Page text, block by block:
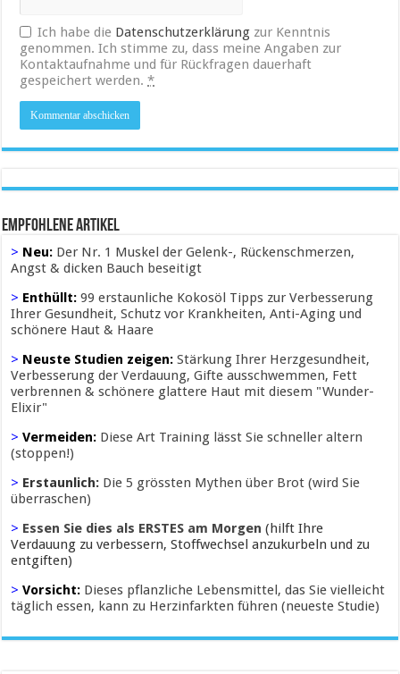
Ich habe die Datenschutzerklärung zur Kenntnis
genommen. Ich stimme zu, dass meine Angaben zur
Kontaktaufnahme und für Rückfragen dauerhaft
gespeichert werden.*
Empfohlene Artikel
> Neu: Der Nr. 1 Muskel der Gelenk-, Rückenschmerzen,
Angst & dicken Bauch beseitigt
> Enthüllt:99 erstaunliche Kokosöl Tipps zur Verbesserung
Ihrer Gesundheit, Schutz vor Krankheiten, Anti-Aging und
schönere Haut & Haare
> Neuste Studien zeigen:Stärkung Ihrer Herzgesundheit,
Verbesserung der Verdauung, Gifte ausschwemmen, Fett
verbrennen & schönere glattere Haut mit diesem "Wunder-
Elixir"
> Vermeiden: Diese Art Training lässt Sie schneller altern
(stoppen!)
> Erstaunlich: Die 5 grössten Mythen über Brot (wird Sie
überraschen)
> Essen Sie dies als ERSTES am Morgen (hilft Ihre
Verdauung zu verbessern, Stoffwechsel anzukurbeln und zu
entgiften)
> Vorsicht: Dieses pflanzliche Lebensmittel, das Sie vielleicht
täglich essen, kann zu Herzinfarkten führen (neueste Studie)